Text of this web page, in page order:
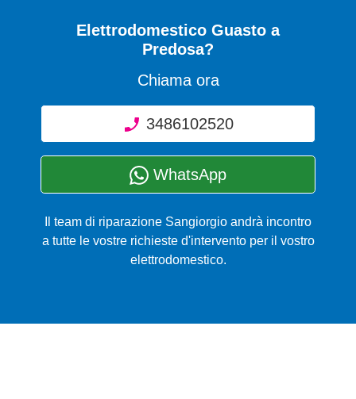
Elettrodomestico Guasto a
Predosa?
Chiama ora
3486102520
WhatsApp
Il team di riparazione Sangiorgio andrà incontro
a tutte le vostre richieste d'intervento per il vostro
elettrodomestico.